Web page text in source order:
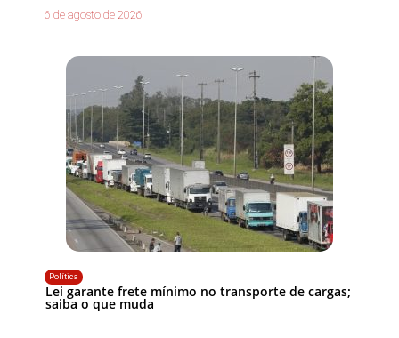
6 de agosto de 2026
Política
Lei garante frete mínimo no transporte de cargas;
saiba o que muda